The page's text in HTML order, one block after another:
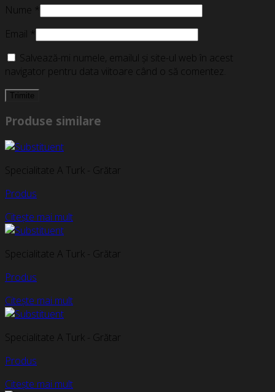
Nume *
Email *
Salvează-mi numele, emailul și site-ul web în acest
navigator pentru data viitoare când o să comentez.
Produse similare
Specialitate A Turk - Grătar
Produs
Citește mai mult
Specialitate A Turk - Grătar
Produs
Citește mai mult
Specialitate A Turk - Grătar
Produs
Citește mai mult